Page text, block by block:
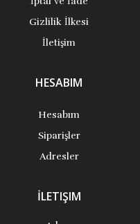
Gizlilik İlkesi
İletişim
HESABIM
Hesabım
Siparişler
Adresler
İLETIŞIM